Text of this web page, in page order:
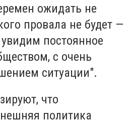
ожидать не
провала не будет —
постоянное
с очень
ситуации".
что
политика